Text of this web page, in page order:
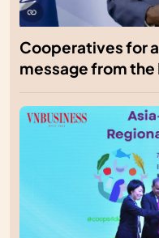
Cooperatives for
message from